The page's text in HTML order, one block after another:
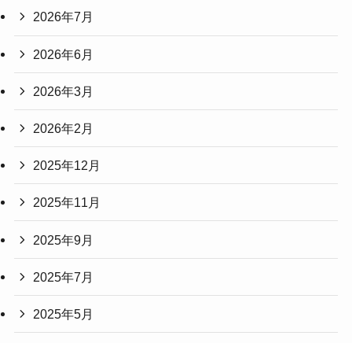
2026年7月
2026年6月
2026年3月
2026年2月
2025年12月
2025年11月
2025年9月
2025年7月
2025年5月